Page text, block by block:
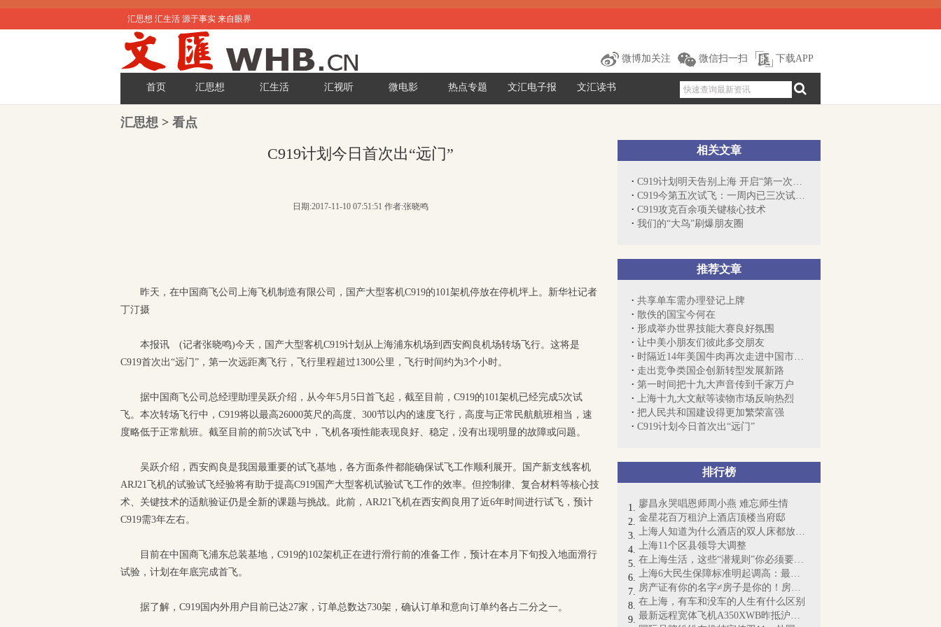
汇思想 汇生活 源于事实 来自眼界
微博加关注 微信扫一扫 下载APP
首页 汇思想 汇生活 汇视听 微电影 热点专题 文汇电子报 文汇读书
汇思想 > 看点
相关文章
C919计划明天告别上海 开启“第一次运行”
C919今第五次试飞：一周内已三次试飞，之...
C919攻克百余项关键核心技术
我们的“大鸟”刷爆朋友圈
推荐文章
共享单车需办理登记上牌
散佚的国宝今何在
形成举办世界技能大赛良好氛围
让中美小朋友们彼此多交朋友
时隔近14年美国牛肉再次走进中国市场 第...
走出竞争类国企创新转型发展新路
第一时间把十九大声音传到千家万户
上海十九大文献等读物市场反响热烈
把人民共和国建设得更加繁荣富强
C919计划今日首次出“远门”
排行榜
廖昌永哭唱恩师周小燕 难忘师生情
金星花百万租沪上酒店顶楼当府邸
上海人知道为什么酒店的双人床都放4个枕...
上海11个区县领导大调整
在上海生活，这些“潜规则”你必须要懂！
上海6大民生保障标准明起调高：最低工资...
房产证有你的名字≠房子是你的！房产证即...
在上海，有车和没车的人生有什么区别
最新远程宽体飞机A350XWB昨抵沪：“侬好...
C919计划今日首次出“远门”
日期:2017-11-10 07:51:51 作者:张晓鸣
昨天，在中国商飞公司上海飞机制造有限公司，国产大型客机C919的101架机停放在停机坪上。新华社记者
丁汀摄
本报讯 (记者张晓鸣)今天，国产大型客机C919计划从上海浦东机场到西安阎良机场转场飞行。这将是
C919首次出“远门”，第一次远距离飞行，飞行里程超过1300公里，飞行时间约为3个小时。
据中国商飞公司总经理助理吴跃介绍，从今年5月5日首飞起，截至目前，C919的101架机已经完成5次试
飞。本次转场飞行中，C919将以最高26000英尺的高度、300节以内的速度飞行，高度与正常民航航班相当，速
度略低于正常航班。截至目前的前5次试飞中，飞机各项性能表现良好、稳定，没有出现明显的故障或问题。
吴跃介绍，西安阎良是我国最重要的试飞基地，各方面条件都能确保试飞工作顺利展开。国产新支线客机
ARJ21飞机的试验试飞经验将有助于提高C919国产大型客机试验试飞工作的效率。但控制律、复合材料等核心技
术、关键技术的适航验证仍是全新的课题与挑战。此前，ARJ21飞机在西安阎良用了近6年时间进行试飞，预计
C919需3年左右。
目前在中国商飞浦东总装基地，C919的102架机正在进行滑行前的准备工作，预计在本月下旬投入地面滑行
试验，计划在年底完成首飞。
据了解，C919国内外用户目前已达27家，订单总数达730架，确认订单和意向订单约各占二分之一。